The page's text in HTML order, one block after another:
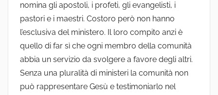
nomina gli apostoli, i profeti, gli evangelisti, i
pastori e i maestri. Costoro però non hanno
l’esclusiva del ministero. Il loro compito anzi è
quello di far sì che ogni membro della comunità
abbia un servizio da svolgere a favore degli altri.
Senza una pluralità di ministeri la comunità non
può rappresentare Gesù e testimoniarlo nel